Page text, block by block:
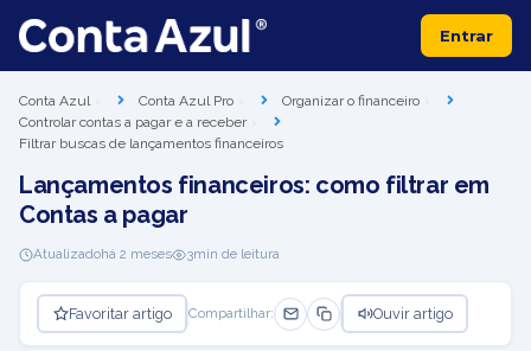
Entrar
Conta Azul Conta Azul Pro
Organizar o financeiro
Controlar contas a pagar e a receber
Filtrar buscas de lançamentos financeiros
Lançamentos financeiros: como filtrar em
Contas a pagar
Atualizadohá 2 meses 3min de leitura
Favoritar artigo Compartilhar: Ouvir artigo